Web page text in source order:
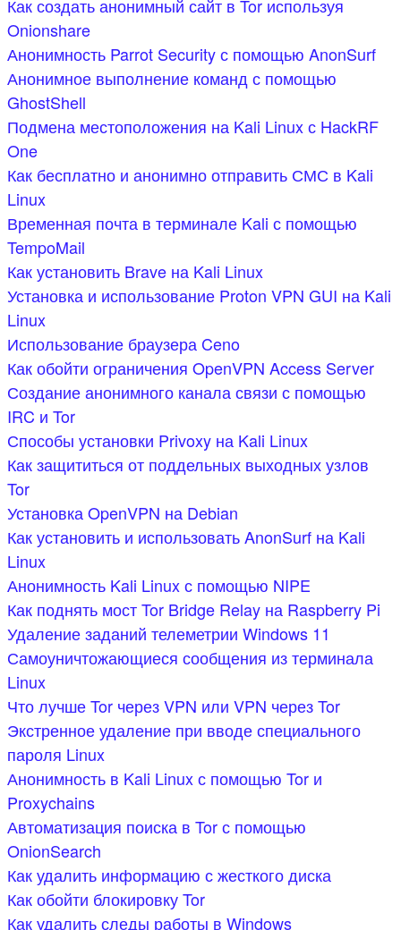
Как создать анонимный сайт в Tor используя
Onionshare
Анонимность Parrot Security с помощью AnonSurf
Анонимное выполнение команд с помощью
GhostShell
Подмена местоположения на Kali Linux с HackRF
One
Как бесплатно и анонимно отправить СМС в Kali
Linux
Временная почта в терминале Kali с помощью
TempoMail
Как установить Brave на Kali Linux
Установка и использование Proton VPN GUI на Kali
Linux
Использование браузера Ceno
Как обойти ограничения OpenVPN Access Server
Создание анонимного канала связи с помощью
IRC и Tor
Способы установки Privoxy на Kali Linux
Как защититься от поддельных выходных узлов
Tor
Установка OpenVPN на Debian
Как установить и использовать AnonSurf на Kali
Linux
Анонимность Kali Linux с помощью NIPE
Как поднять мост Tor Bridge Relay на Raspberry Pi
Удаление заданий телеметрии Windows 11
Самоуничтожающиеся сообщения из терминала
Linux
Что лучше Tor через VPN или VPN через Tor
Экстренное удаление при вводе специального
пароля Linux
Анонимность в Kali Linux с помощью Tor и
Proxychains
Автоматизация поиска в Tor с помощью
OnionSearch
Как удалить информацию с жесткого диска
Как обойти блокировку Tor
Как удалить следы работы в Windows